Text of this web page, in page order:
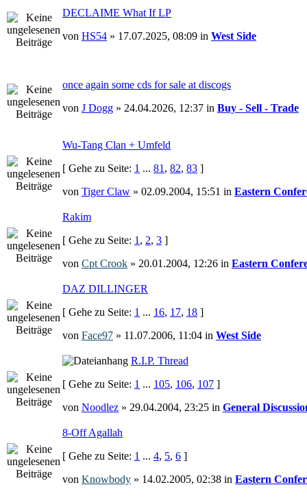
DECLAIME What If LP
von HS54 » 17.07.2025, 08:09 in West Side
once again some cds for sale at discogs
von J Dogg » 24.04.2026, 12:37 in Buy - Sell - Trade
Wu-Tang Clan + Umfeld
[ Gehe zu Seite: 1 ... 81 , 82, 83 ]
von Tiger Claw » 02.09.2004, 15:51 in Eastern
Rakim
[ Gehe zu Seite: 1 , 2, 3 ]
von Cpt Crook » 20.01.2004, 12:26 in Eastern
DAZ DILLINGER
[ Gehe zu Seite: 1 ... 16, 17, 18 ]
von Face97 » 11.07.2006, 11:04 in West Side
R.I.P. Thread
[ Gehe zu Seite: 1 ... 105, 106, 107 ]
von Noodlez » 29.04.2004, 23:25 in General
8-Off Agallah
[ Gehe zu Seite: 1 ... 4, 5, 6 ]
von Knowbody » 14.02.2005, 02:38 in Eastern